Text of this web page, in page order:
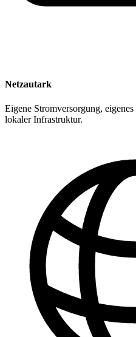
Netzautark
Eigene Stromversorgung,
lokaler Infrastruktur.